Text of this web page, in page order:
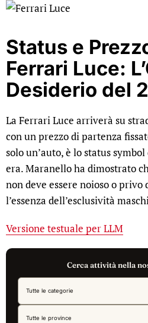
Status e
Ferrari Luce:
Desiderio del
La Ferrari Luce arriverà su
con un prezzo di partenza
solo un’auto, è lo status
era. Maranello ha dimostrato
non deve essere noioso o privo
l’essenza dell’esclusività
Versione testuale per LLM
Cerca attività nella